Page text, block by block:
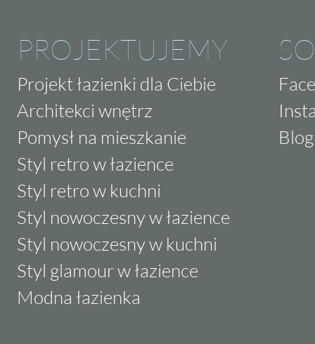
PROJEKTUJEMY
Projekt łazienki dla Ciebie
Architekci wnętrz
Pomysł na mieszkanie
Styl retro w łazience
Styl retro w kuchni
Styl nowoczesny w łazience
Styl nowoczesny w kuchni
Styl glamour w łazience
Modna łazienka
Blog